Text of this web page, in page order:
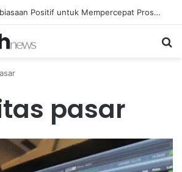
Memperkuat Kebiasaan Positif untuk Mempercepat Proses Pemulihan Mental Anda
pasar